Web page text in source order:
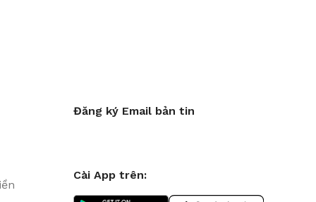
Đăng ký Email bản tin
Cài App trên: